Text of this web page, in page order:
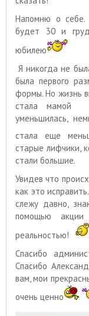
Напомню о себе.
будет 30 и
юбилею
Я никогда не
была первого
формы. Но жизнь
стала мамой и
уменьшилась,
стала еще
старые лифчики,
стали большие.
Увидев что
как это
слежу давно,
помощью
реальностью!
Спасибо
Спасибо
вам, мои
очень ценно